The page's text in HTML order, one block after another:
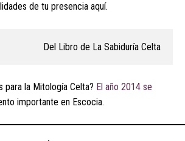
de tu presencia aquí.
Del Libro de La Sabiduría Celta
para la Mitología Celta? El año 2014 se
importante en Escocia.